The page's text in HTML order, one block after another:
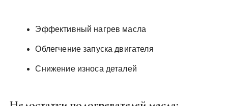
Эффективный нагрев масла
Облегчение запуска двигателя
Снижение износа деталей